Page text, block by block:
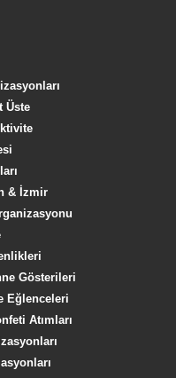
Üste
& İzmir
Gösterileri
Eğlenceleri
Atımları